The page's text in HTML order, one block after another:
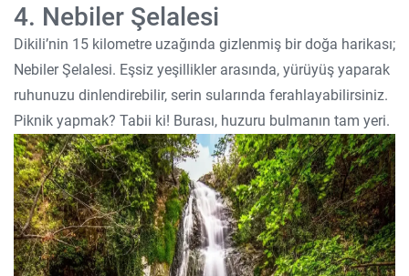
4. Nebiler Şelalesi
Dikili’nin 15 kilometre uzağında gizlenmiş bir doğa harikası;
Nebiler Şelalesi. Eşsiz yeşillikler arasında, yürüyüş yaparak
ruhunuzu dinlendirebilir, serin sularında ferahlayabilirsiniz.
Piknik yapmak? Tabii ki! Burası, huzuru bulmanın tam yeri.